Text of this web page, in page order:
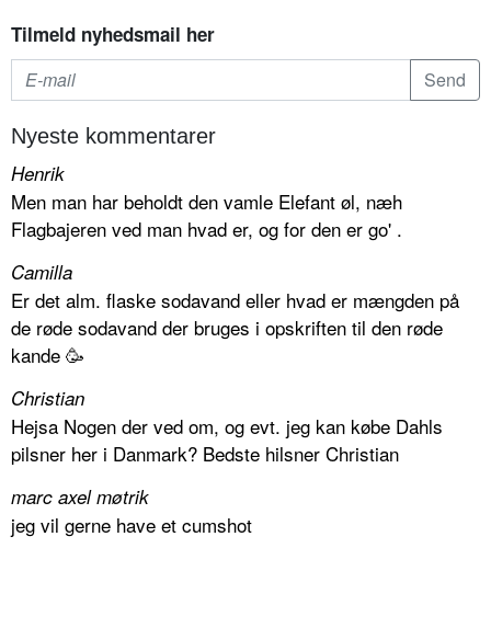
Tilmeld nyhedsmail her
Nyeste kommentarer
Henrik
Men man har beholdt den vamle Elefant øl, næh
Flagbajeren ved man hvad er, og for den er go' .
Camilla
Er det alm. flaske sodavand eller hvad er mængden på
de røde sodavand der bruges i opskriften til den røde
kande 🥳
Christian
Hejsa Nogen der ved om, og evt. jeg kan købe Dahls
pilsner her i Danmark? Bedste hilsner Christian
marc axel møtrik
jeg vil gerne have et cumshot